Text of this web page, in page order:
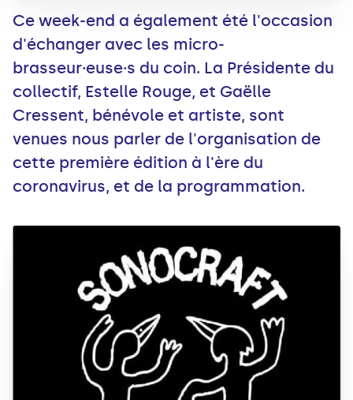
Ce week-end a également été l'occasion
d'échanger avec les micro-
brasseur·euse·s du coin. La Présidente du
collectif, Estelle Rouge, et Gaëlle
Cressent, bénévole et artiste, sont
venues nous parler de l'organisation de
cette première édition à l'ère du
coronavirus, et de la programmation.